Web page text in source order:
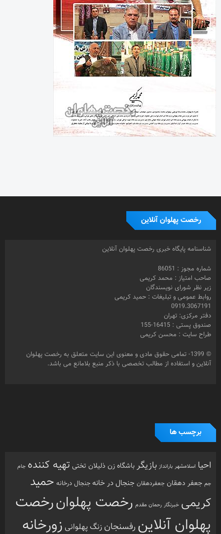
رخصت پهلوان آنلاین
شناسنامه پایگاه خبری رخصت پهلوان آنلاین
شماره مجوز : 86051
صاحب امتیاز : محمد کریمی
زیر نظر شورای نویسندگان
روابط عمومی و تبلیغات : حمید کریمی
0919.3067191
دفتر مرکزی: تهران
صندوق پستی : 16415-155
طراح سایت : محسن کریمی
© 1399- تمامی حقوق مادی و معنوی این سایت متعلق به رخصت پهلوان
آنلاین و استفاده از مطالب تخصصی با ذکر منبع بلامانع می باشد.
برچسب ها
احیا اسلامشهر بارانداز بازیگرباشگاه زن ذلیلان تختی تهیه کننده جام
جم جعفر دهقان جعفردهقان جنجال در خانه جنجال درخانه حمید
کریمی خبرنگار رحمان مقدم رخصت پهلوانرخصت
پهلوان آنلاین رفسنجان زنگ پهلوانی زورخانه